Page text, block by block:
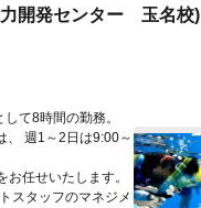
開発センター 玉名校)
て8時間の勤務。
、 週1～2日は9:00～
任せいたします。
スタッフのマネジメ